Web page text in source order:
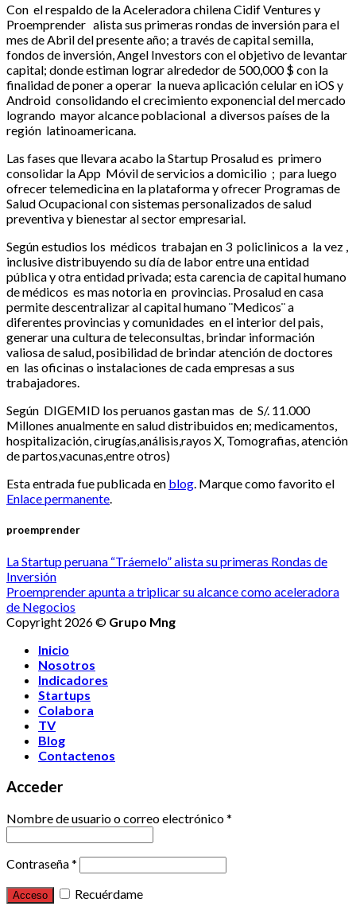
Con el respaldo de la Aceleradora chilena Cidif Ventures y
Proemprender alista sus primeras rondas de inversión para el
mes de Abril del presente año; a través de capital semilla,
fondos de inversión, Angel Investors con el objetivo de levantar
capital; donde estiman lograr alrededor de 500,000 $ con la
finalidad de poner a operar la nueva aplicación celular en iOS y
Android consolidando el crecimiento exponencial del mercado
logrando mayor alcance poblacional a diversos países de la
región latinoamericana.
Las fases que llevara acabo la Startup Prosalud es primero
consolidar la App Móvil de servicios a domicilio ; para luego
ofrecer telemedicina en la plataforma y ofrecer Programas de
Salud Ocupacional con sistemas personalizados de salud
preventiva y bienestar al sector empresarial.
Según estudios los médicos trabajan en 3 policlinicos a la vez ,
inclusive distribuyendo su día de labor entre una entidad
pública y otra entidad privada; esta carencia de capital humano
de médicos es mas notoria en provincias. Prosalud en casa
permite descentralizar al capital humano ¨Medicos¨ a
diferentes provincias y comunidades en el interior del pais,
generar una cultura de teleconsultas, brindar información
valiosa de salud, posibilidad de brindar atención de doctores
en las oficinas o instalaciones de cada empresas a sus
trabajadores.
Según DIGEMID los peruanos gastan mas de S/. 11.000
Millones anualmente en salud distribuidos en; medicamentos,
hospitalización, cirugías,análisis,rayos X, Tomografias, atención
de partos,vacunas,entre otros)
Esta entrada fue publicada en blog. Marque como favorito el
Enlace permanente.
proemprender
La Startup peruana “Tráemelo” alista su primeras Rondas de
Inversión
Proemprender apunta a triplicar su alcance como aceleradora
de Negocios
Copyright 2026 © Grupo Mng
Inicio
Nosotros
Indicadores
Startups
Colabora
TV
Blog
Contactenos
Acceder
Nombre de usuario o correo electrónico*
Contraseña*
Acceso Recuérdame